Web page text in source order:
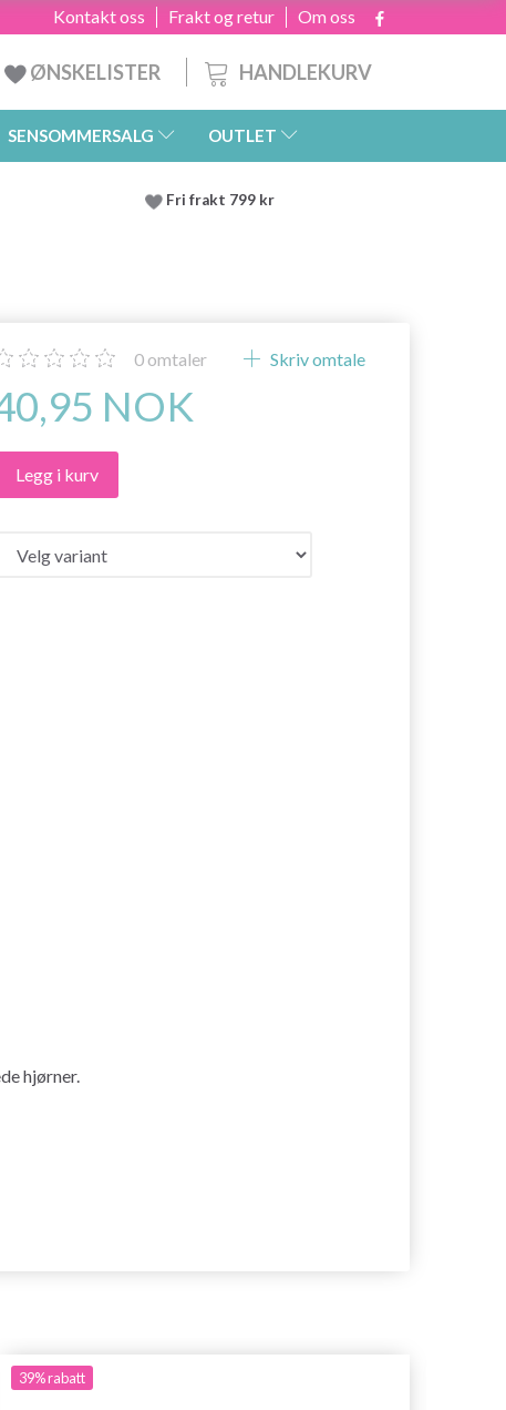
Om oss
Frakt og retur
Kontakt oss
HANDLEKURV
ØNSKELISTER
SENSOMMERSALG OUTLET
Fri frakt 799 kr
0 omtaler Skriv omtale
NOK
Legg i kurv
hjørner.
39%rabatt